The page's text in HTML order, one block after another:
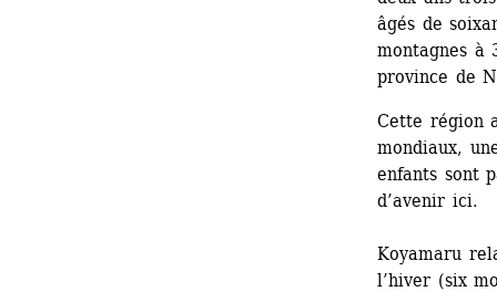
âgés de
montagnes à
province de
Cette région
mondiaux,
enfants sont
d’avenir ici.
Koyamaru
l’hiver (six